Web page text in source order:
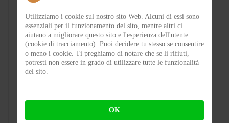
Mezza Estate
BY FABIO BIANCHI ON 09-08-2026 12:59:40
Utilizziamo i cookie sul nostro sito Web. Alcuni di essi sono
essenziali per il funzionamento del sito, mentre altri ci
aiutano a migliorare questo sito e l'esperienza dell'utente
(cookie di tracciamento). Puoi decidere tu stesso se consentire
o meno i cookie. Ti preghiamo di notare che se li rifiuti,
potresti non essere in grado di utilizzare tutte le funzionalità
del sito.
OK